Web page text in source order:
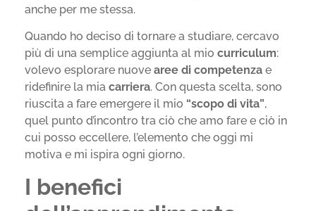
anche per me stessa.
Quando ho deciso di tornare a studiare, cercavo
più di una semplice aggiunta al mio curriculum:
volevo esplorare nuove aree di competenza e
ridefinire la mia carriera. Con questa scelta, sono
riuscita a fare emergere il mio “scopo di vita”,
quel punto d’incontro tra ciò che amo fare e ciò in
cui posso eccellere, l’elemento che oggi mi
motiva e mi ispira ogni giorno.
I benefici